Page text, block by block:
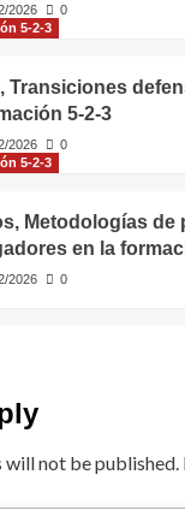
2026
0
5-2-3
Transiciones
5-2-3
2026
0
5-2-3
Metodologías de
en la
2026 0
will not be published.